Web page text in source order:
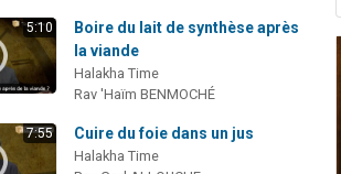
5:10
Boire du lait de synthèse après
la viande
Halakha Time
Rav 'Haïm BENMOCHÉ
7:55 Cuire du foie dans un jus
Halakha Time